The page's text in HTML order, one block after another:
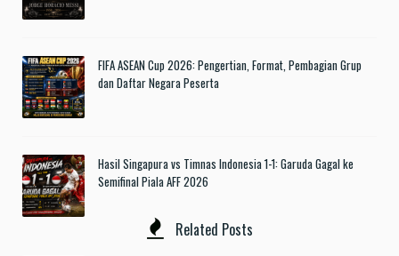
FIFA ASEAN Cup 2026: Pengertian, Format, Pembagian Grup
dan Daftar Negara Peserta
Hasil Singapura vs Timnas Indonesia 1-1: Garuda Gagal ke
Semifinal Piala AFF 2026
Related Posts